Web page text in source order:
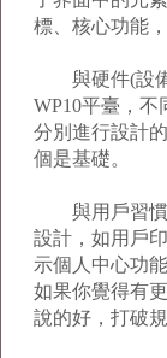
標、核心功能
與硬件(設備)
WP10平臺，
分別進行設計
個是基礎。
與用戶習慣(
設計，如用戶
示個人中心功
如果你覺得有
說的好，打破